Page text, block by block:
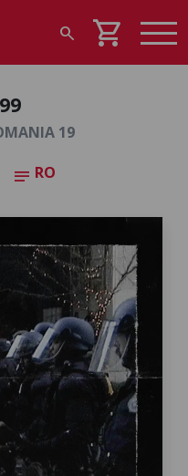
search shopping_cart
19
notes RO